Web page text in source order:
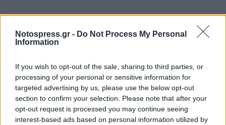
Notospress.gr - Do Not Process My Personal
Information
If you wish to opt-out of the sale, sharing to third parties, or
processing of your personal or sensitive information for
targeted advertising by us, please use the below opt-out
section to confirm your selection. Please note that after your
opt-out request is processed you may continue seeing
interest-based ads based on personal information utilized by